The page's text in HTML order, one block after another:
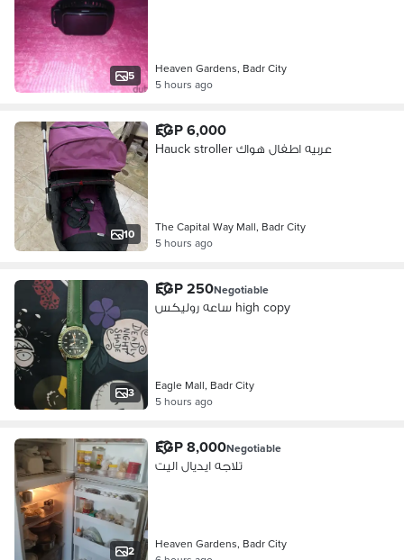
5
Heaven Gardens, Badr City
5 hours ago
10
EGP 6,000
Hauck stroller عربيه اطفال هواك
The Capital Way Mall, Badr City
5 hours ago
3
EGP 250Negotiable
ساعه روليكس high copy
Eagle Mall, Badr City
5 hours ago
2
EGP 8,000Negotiable
تلاجه ايديال اليت
Heaven Gardens, Badr City